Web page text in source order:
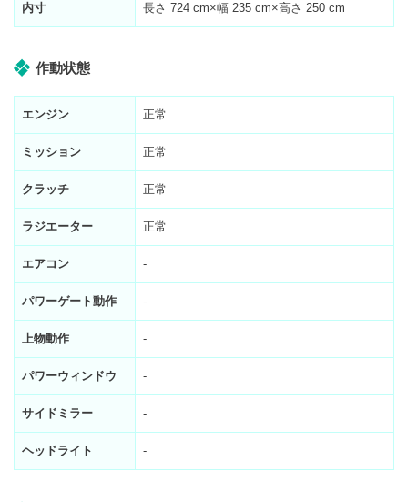
内寸 長さ 724 cm×幅 235 cm×高さ 250 cm
作動状態
エンジン 正常
ミッション 正常
クラッチ 正常
ラジエーター 正常
エアコン -
パワーゲート動作 -
上物動作 -
パワーウィンドウ -
サイドミラー -
ヘッドライト -